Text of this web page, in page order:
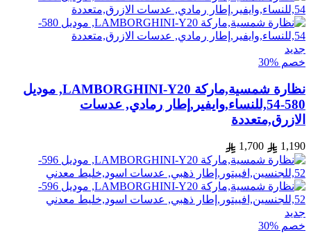
جديد
خصم %30
نظارة شمسية,ماركة LAMBORGHINI-Y20, موديل
580-54,للنساء,وايفير,إطار رمادي, عدسات
الازرق,متعددة
1,190
1,700
جديد
خصم %30